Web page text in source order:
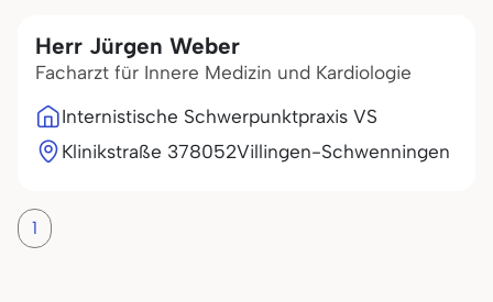
Herr Jürgen Weber
Facharzt für Innere Medizin und Kardiologie
Internistische Schwerpunktpraxis VS
Klinikstraße 378052Villingen-Schwenningen
1